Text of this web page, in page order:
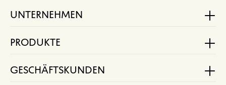
UNTERNEHMEN
PRODUKTE
GESCHÄFTSKUNDEN